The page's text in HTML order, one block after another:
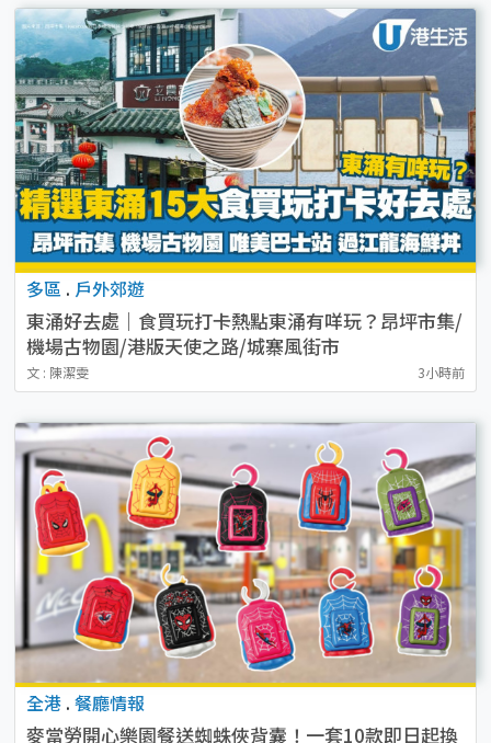
多區 . 戶外郊遊
東涌好去處｜食買玩打卡熱點東涌有咩玩？昂坪市集/
機場古物園/港版天使之路/城寨風街市
文 : 陳潔雯 3小時前
全港 . 餐廳情報
麥當勞開心樂園餐送蜘蛛俠背囊！一套10款即日起換